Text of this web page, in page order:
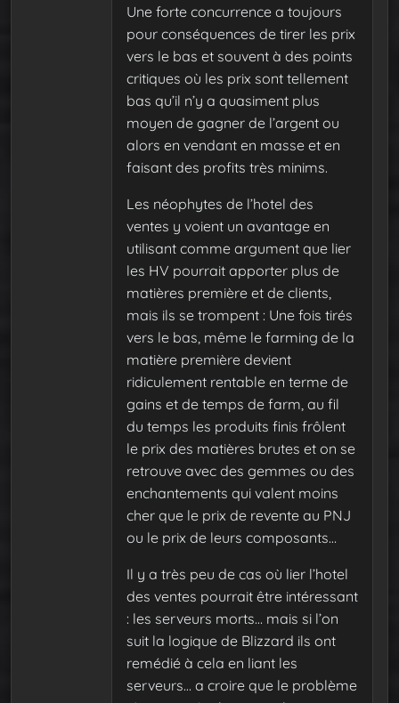
Une forte concurrence a toujours
pour conséquences de tirer les prix
vers le bas et souvent à des points
critiques où les prix sont tellement
bas qu’il n’y a quasiment plus
moyen de gagner de l’argent ou
alors en vendant en masse et en
faisant des profits très minims.
Les néophytes de l’hotel des
ventes y voient un avantage en
utilisant comme argument que lier
les HV pourrait apporter plus de
matières première et de clients,
mais ils se trompent : Une fois tirés
vers le bas, même le farming de la
matière première devient
ridiculement rentable en terme de
gains et de temps de farm, au fil
du temps les produits finis frôlent
le prix des matières brutes et on se
retrouve avec des gemmes ou des
enchantements qui valent moins
cher que le prix de revente au PNJ
ou le prix de leurs composants…
Il y a très peu de cas où lier l’hotel
des ventes pourrait être intéressant
: les serveurs morts… mais si l’on
suit la logique de Blizzard ils ont
remédié à cela en liant les
serveurs… a croire que le problème